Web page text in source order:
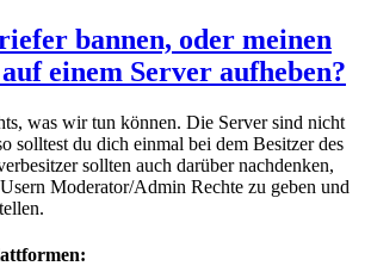
bannen, oder meinen
einem Server aufheben?
was wir tun können. Die Server sind nicht
solltest du dich einmal bei dem Besitzer des
sollten auch darüber nachdenken,
Moderator/Admin Rechte zu geben und